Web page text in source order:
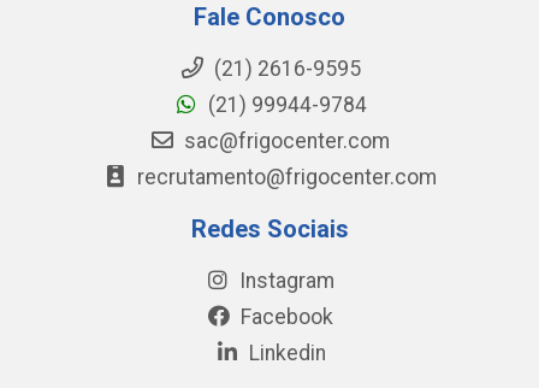
Fale Conosco
(21) 2616-9595
(21) 99944-9784
sac@frigocenter.com
recrutamento@frigocenter.com
Redes Sociais
Instagram
Facebook
Linkedin